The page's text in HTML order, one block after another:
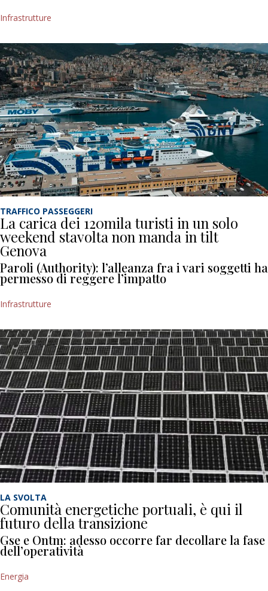
Infrastrutture
TRAFFICO PASSEGGERI
La carica dei 120mila turisti in un solo
weekend stavolta non manda in tilt
Genova
Paroli (Authority): l’alleanza fra i vari soggetti ha
permesso di reggere l’impatto
Infrastrutture
LA SVOLTA
Comunità energetiche portuali, è qui il
futuro della transizione
Gse e Ontm: adesso occorre far decollare la fase
dell’operatività
Energia